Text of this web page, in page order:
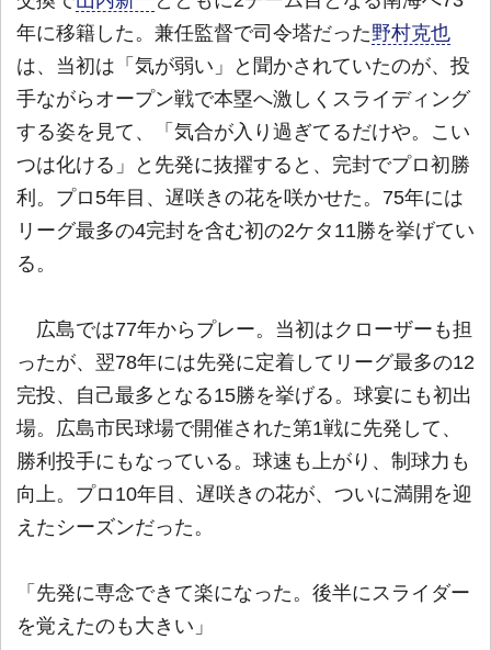
年に移籍した。兼任監督で司令塔だった野村克也
は、当初は「気が弱い」と聞かされていたのが、投
手ながらオープン戦で本塁へ激しくスライディング
する姿を見て、「気合が入り過ぎてるだけや。こい
つは化ける」と先発に抜擢すると、完封でプロ初勝
利。プロ5年目、遅咲きの花を咲かせた。75年には
リーグ最多の4完封を含む初の2ケタ11勝を挙げてい
る。
広島では77年からプレー。当初はクローザーも担
ったが、翌78年には先発に定着してリーグ最多の12
完投、自己最多となる15勝を挙げる。球宴にも初出
場。広島市民球場で開催された第1戦に先発して、
勝利投手にもなっている。球速も上がり、制球力も
向上。プロ10年目、遅咲きの花が、ついに満開を迎
えたシーズンだった。
「先発に専念できて楽になった。後半にスライダー
を覚えたのも大きい」